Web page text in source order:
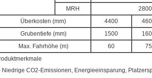
MRH
2800
Überkosten (mm)
4400
Grubentiefe (mm)
1500
Max. Fahrhöhe (m)
60 75
Niedrige CO2-Emissionen, Energieeinsparung,